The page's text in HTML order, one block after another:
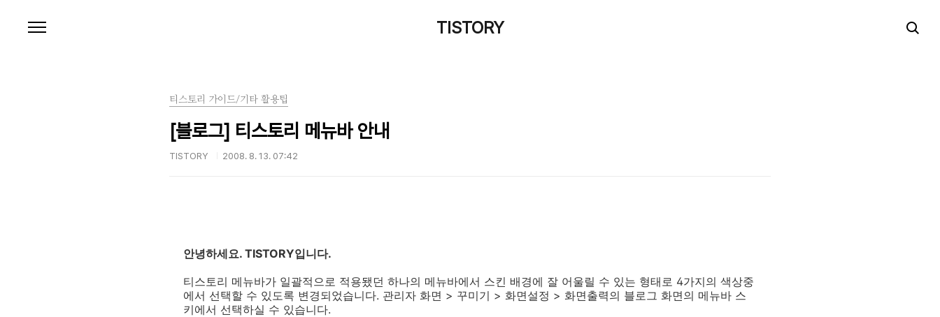
TISTORY
티스토리 가이드/기타 활용팁
[블로그] 티스토리 메뉴바 안내
TISTORY 2008. 8. 13. 07:42
안녕하세요. TISTORY입니다.
티스토리 메뉴바가 일괄적으로 적용됐던 하나의 메뉴바에서 스킨 배경에 잘 어울릴 수 있는 형태로 4가지의 색상중
에서 선택할 수 있도록 변경되었습니다. 관리자 화면 > 꾸미기 > 화면설정 > 화면출력의 블로그 화면의 메뉴바 스
키에서 선택하실 수 있습니다.